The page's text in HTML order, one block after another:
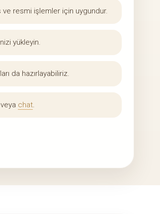
ve resmi işlemler için uygundur.
yükleyin.
da hazırlayabiliriz.
chat.